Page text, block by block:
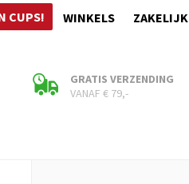
CUPS! WINKELS
ZAKELIJK
GRATIS VERZENDING
VANAF € 79,-